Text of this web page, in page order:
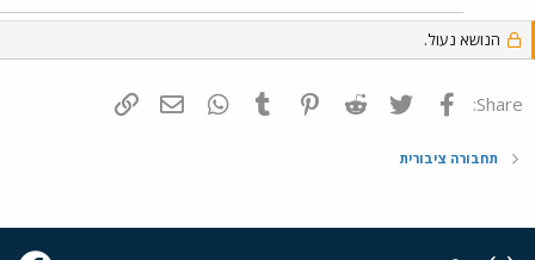
הנושא נעול.
Share: פייסבוק Twitter
Reddit
Pinterest
Tumblr
WhatsAppדואר אלקטרוני
תחבורה ציבורית